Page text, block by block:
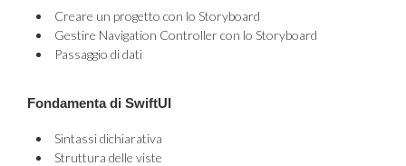
Creare un progetto con lo Storyboard
Gestire Navigation Controller con lo Storyboard
Passaggio di dati
Fondamenta di SwiftUI
Sintassi dichiarativa
Struttura delle viste